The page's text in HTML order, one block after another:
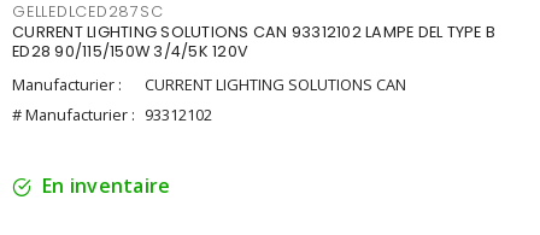
GELLEDLCED287SC
CURRENT LIGHTING SOLUTIONS CAN 93312102 LAMPE DEL TYPE B
ED28 90/115/150W 3/4/5K 120V
Manufacturier :
CURRENT LIGHTING SOLUTIONS CAN
# Manufacturier : 93312102
En inventaire